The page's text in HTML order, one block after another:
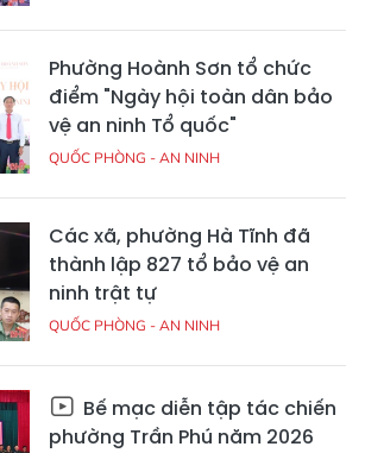
Phường Hoành Sơn tổ chức
điểm "Ngày hội toàn dân bảo
vệ an ninh Tổ quốc"
QUỐC PHÒNG - AN NINH
Các xã, phường Hà Tĩnh đã
thành lập 827 tổ bảo vệ an
ninh trật tự
QUỐC PHÒNG - AN NINH
Bế mạc diễn tập tác chiến
phường Trần Phú năm 2026